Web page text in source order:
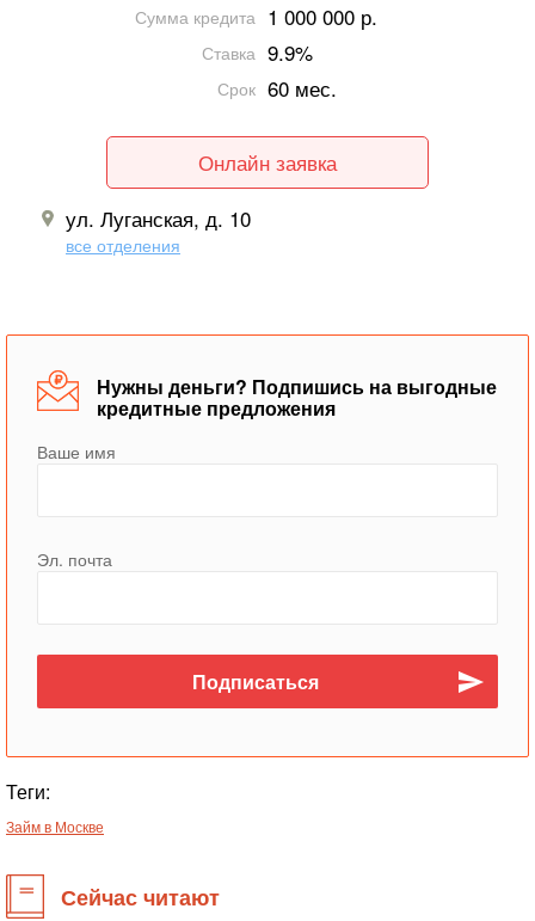
Сумма кредита 1 000 000 р.
Ставка 9.9%
Срок 60 мес.
Онлайн заявка
ул. Луганская, д. 10
все отделения
Нужны деньги? Подпишись на выгодные
кредитные предложения
Ваше имя
Эл. почта
Теги:
Займ в Москве
Сейчас читают